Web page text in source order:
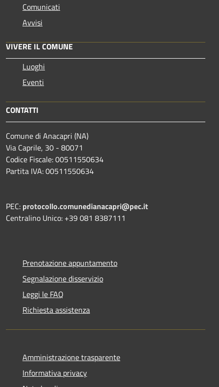
Comunicati
Avvisi
VIVERE IL COMUNE
Luoghi
Eventi
CONTATTI
Comune di Anacapri (NA)
Via Caprile, 30 - 80071
Codice Fiscale: 00511550634
Partita IVA: 00511550634
PEC: protocollo.comunedianacapri@pec.it
Centralino Unico: +39 081 8387111
Prenotazione appuntamento
Segnalazione disservizio
Leggi le FAQ
Richiesta assistenza
Amministrazione trasparente
Informativa privacy